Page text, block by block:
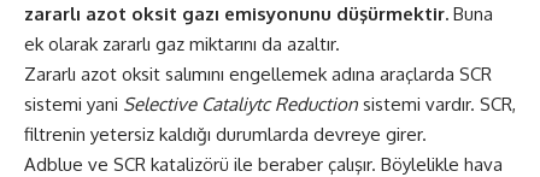
zararlı azot oksit gazı emisyonunu düşürmektir. Buna
ek olarak zararlı gaz miktarını da azaltır.
Zararlı azot oksit salımını engellemek adına araçlarda SCR
sistemi yani Selective Cataliytc Reduction sistemi vardır. SCR,
filtrenin yetersiz kaldığı durumlarda devreye girer.
Adblue ve SCR katalizörü ile beraber çalışır. Böylelikle hava